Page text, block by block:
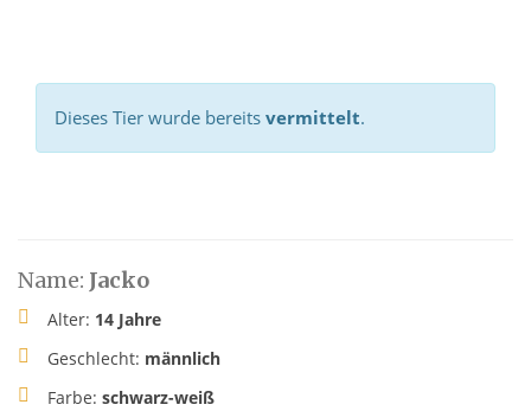
Dieses Tier wurde bereits vermittelt.
Name: Jacko
Alter: 14 Jahre
Geschlecht: männlich
Farbe: schwarz-weiß